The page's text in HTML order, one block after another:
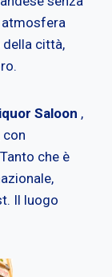
atmosfera
della città,
Saloon ,
con
che è
Il luogo